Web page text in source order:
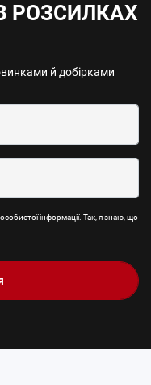
РОЗСИЛКАХ
й добірками
інформації. Так, я знаю, що